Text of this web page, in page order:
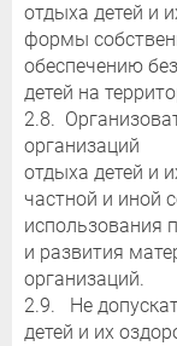
отдыха детей и
формы
обеспечению
детей на
2.8.
организаций
отдыха детей и
частной и иной
использования
и развития
организаций.
2.9. Не
детей и их